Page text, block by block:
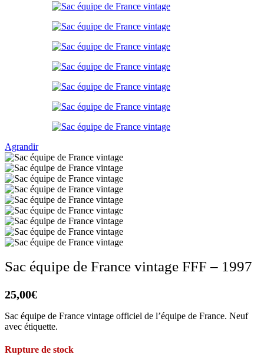
Agrandir
Sac équipe de France vintage FFF – 1997
25,00€
Sac équipe de France vintage officiel de l’équipe de France. Neuf
avec étiquette.
Rupture de stock